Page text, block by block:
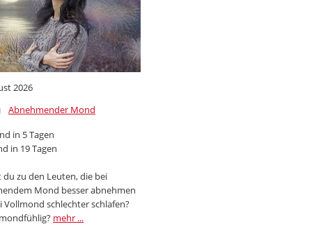
2026
Abnehmender Mond
in 5 Tagen
in 19 Tagen
du zu den Leuten, die bei
Mond besser abnehmen
Vollmond schlechter schlafen?
mehr ...